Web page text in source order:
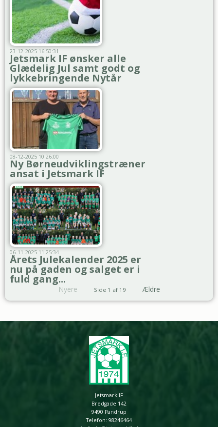
23-12-2025 16:50:31
Jetsmark IF ønsker alle
Glædelig Jul samt godt og
lykkebringende Nytår
08-12-2025 10:26:00
Ny Børneudviklingstræner
ansat i Jetsmark IF
06-11-2025 11:25:34
Årets Julekalender 2025 er
nu på gaden og salget er i
fuld gang...
Nyere Side 1 af 19 Ældre
Jetsmark IF
Bredgade 142
9490 Pandrup
Telefon: 98246464